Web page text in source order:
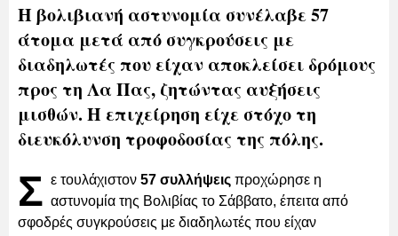
Η βολιβιανή αστυνομία συνέλαβε 57
άτομα μετά από συγκρούσεις με
διαδηλωτές που είχαν αποκλείσει δρόμους
προς τη Λα Πας, ζητώντας αυξήσεις
μισθών. Η επιχείρηση είχε στόχο τη
διευκόλυνση τροφοδοσίας της πόλης.
Σ ε τουλάχιστον 57 συλλήψεις προχώρησε η
αστυνομία της Βολιβίας το Σάββατο, έπειτα από
σφοδρές συγκρούσεις με διαδηλωτές που είχαν